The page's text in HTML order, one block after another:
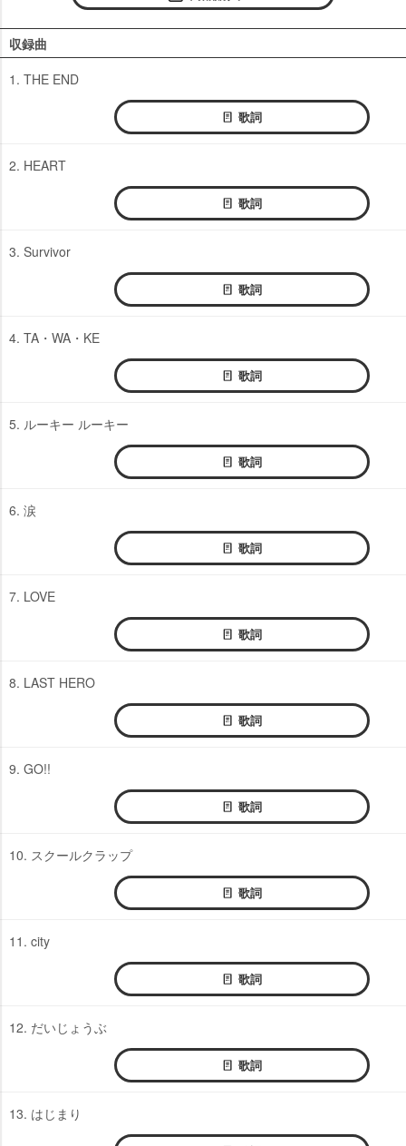
収録曲
1. THE END
歌詞
2. HEART
歌詞
3. Survivor
歌詞
4. TA・WA・KE
歌詞
5. ルーキー ルーキー
歌詞
6. 涙
歌詞
7. LOVE
歌詞
8. LAST HERO
歌詞
9. GO!!
歌詞
10. スクールクラップ
歌詞
11. city
歌詞
12. だいじょうぶ
歌詞
13. はじまり